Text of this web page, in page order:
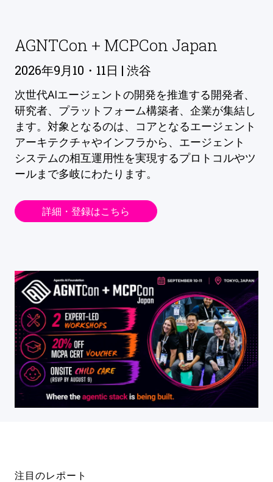
AGNTCon + MCPCon Japan
2026年9月10・11日 | 渋谷
次世代AIエージェントの開発を推進する開発者、
研究者、プラットフォーム構築者、企業が集結し
ます。対象となるのは、コアとなるエージェント
アーキテクチャやインフラから、エージェント
システムの相互運用性を実現するプロトコルやツ
ールまで多岐にわたります。
詳細・登録はこちら
注目のレポート